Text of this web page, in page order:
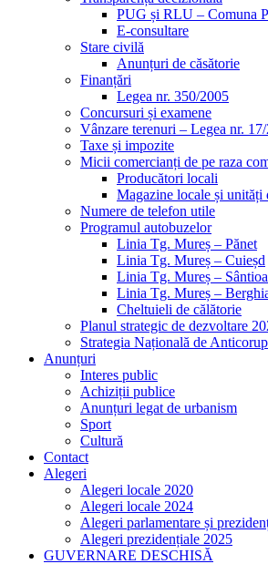
PUG și RLU – Comuna
E-consultare
Stare civilă
Anunțuri de căsătorie
Finanțări
Legea nr. 350/2005
Concursuri și examene
Vânzare terenuri – Legea nr.
Taxe și impozite
Micii comercianți de pe raza
Producători locali
Magazine locale și unități
Numere de telefon utile
Programul autobuzelor
Linia Tg. Mureș – Pănet
Linia Tg. Mureș – Cuieșd
Linia Tg. Mureș –
Linia Tg. Mureș –
Cheltuieli de călătorie
Planul strategic de dezvoltare
Strategia Națională de
Anunțuri
Interes public
Achiziții publice
Anunțuri legat de urbanism
Sport
Cultură
Contact
Alegeri
Alegeri locale 2020
Alegeri locale 2024
Alegeri parlamentare și
Alegeri prezidențiale 2025
GUVERNARE DESCHISĂ